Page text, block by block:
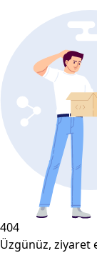
404
Üzgünüz, ziyaret